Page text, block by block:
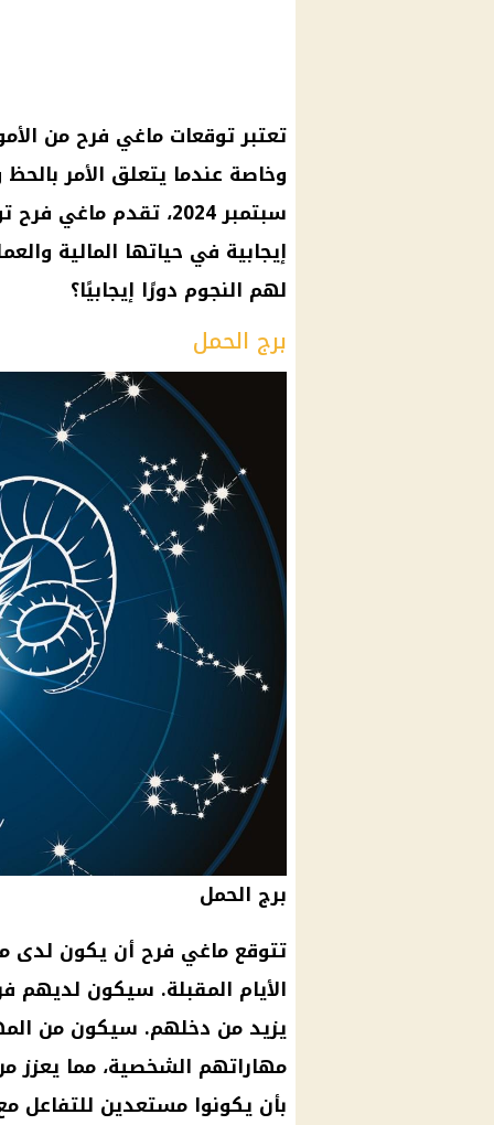
تعتبر توقعات ماغي فرح من
وخاصة عندما يتعلق الأمر بالحظ
سبتمبر 2024، تقدم
إيجابية في حياتها المالية
لهم النجوم دورًا إيجابيًا؟
برج الحمل
برج الحمل
تتوقع ماغي فرح أن يكون لدى
الأيام المقبلة. سيكون
يزيد من دخلهم. سيكون من
مهاراتهم الشخصية، مما
بأن يكونوا مستعدين للتفاعل